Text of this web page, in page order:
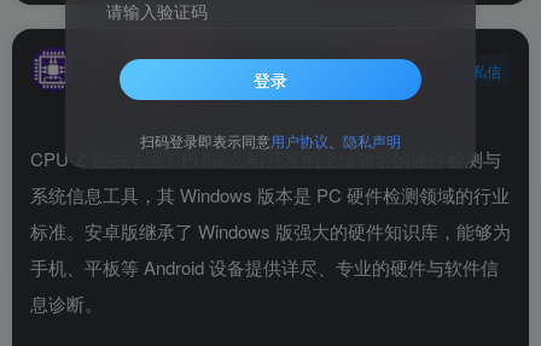
CPU-Z
10年前发布
关注 私信
CPU-Z 是由法国 CPUID 公司开发的全球知名的硬件检测与
系统信息工具，其 Windows 版本是 PC 硬件检测领域的行业
标准。安卓版继承了 Windows 版强大的硬件知识库，能够为
手机、平板等 Android 设备提供详尽、专业的硬件与软件信
息诊断。
请输入验证码
登录
扫码登录即表示同意用户协议 隐私声明